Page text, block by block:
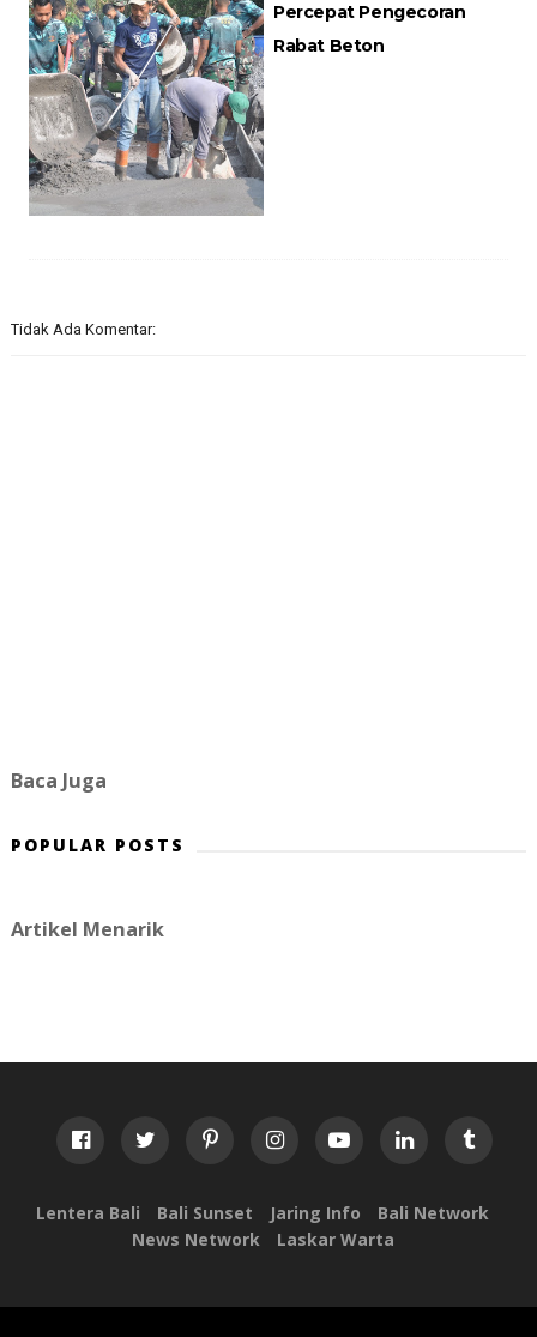
Percepat Pengecoran
Rabat Beton
Tidak Ada Komentar:
Baca Juga
POPULAR POSTS
Artikel Menarik
Lentera Bali Bali Sunset Jaring Info
Bali Network
News Network
Laskar Warta